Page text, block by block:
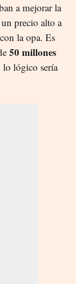
a mejorar la
precio alto a
la opa. Es
50 millones
lo lógico sería